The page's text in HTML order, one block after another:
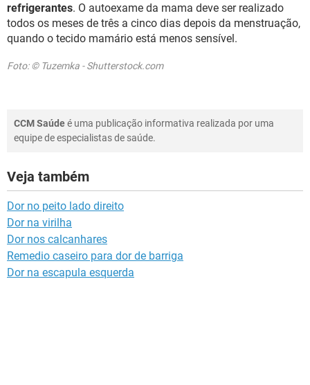
refrigerantes. O autoexame da mama deve ser realizado
todos os meses de três a cinco dias depois da menstruação,
quando o tecido mamário está menos sensível.
Foto: © Tuzemka - Shutterstock.com
CCM Saúdeé uma publicação informativa realizada por uma
equipe de especialistas de saúde.
Veja também
Dor no peito lado direito
Dor na virilha
Dor nos calcanhares
Remedio caseiro para dor de barriga
Dor na escapula esquerda